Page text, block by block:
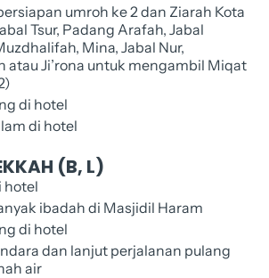
umroh ke 2 dan Ziarah Kota
Tsur, Padang Arafah, Jabal
Mina, Jabal Nur,
atau Ji’rona untuk mengambil Miqat
di hotel
di hotel
(B, L)
hotel
ibadah di Masjidil Haram
di hotel
dan lanjut perjalanan pulang
air